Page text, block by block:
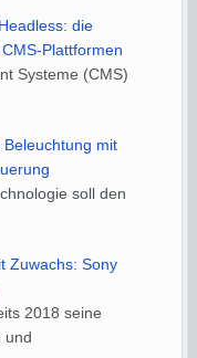
die
Plattformen
Systeme (CMS)
mit
soll den
Zuwachs: Sony
2018 seine
und